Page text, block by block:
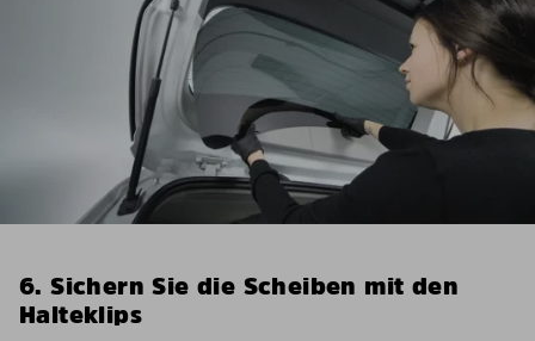
6. Sichern Sie die Scheiben mit den
Halteklips